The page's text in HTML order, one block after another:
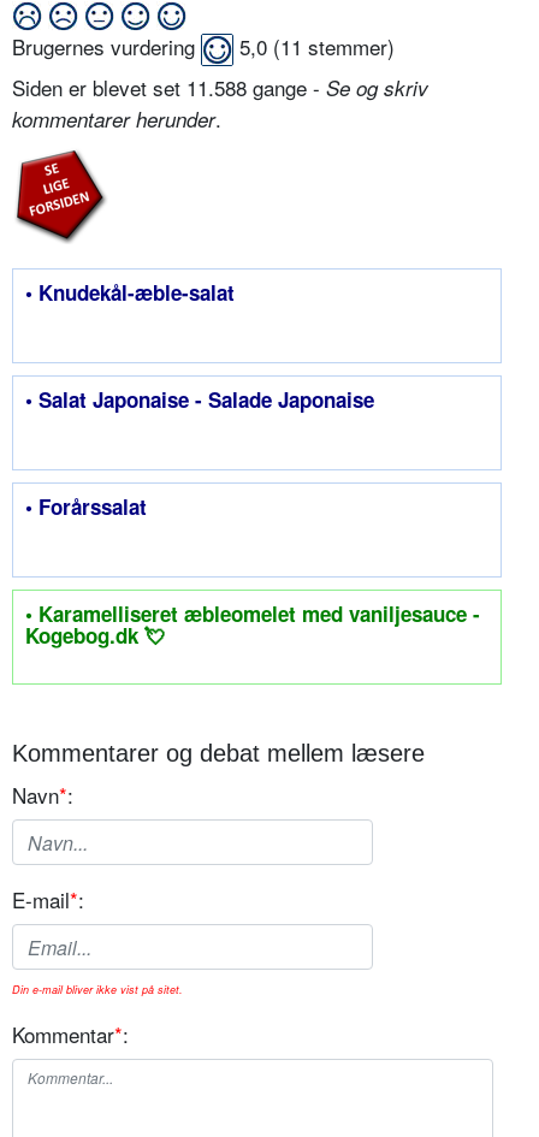
Brugernes vurdering 5,0 (11 stemmer)
Siden er blevet set 11.588 gange - Se og skriv
kommentarer herunder.
• Knudekål-æble-salat
• Salat Japonaise - Salade Japonaise
• Forårssalat
• Karamelliseret æbleomelet med vaniljesauce -
Kogebog.dk 💘
Kommentarer og debat mellem læsere
Navn*:
E-mail*:
Din e-mail bliver ikke vist på sitet.
Kommentar*: